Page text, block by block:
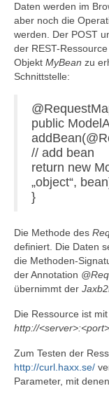
Daten werden im
aber noch die
werden. Der POST
der REST-
Objekt MyBean zu
Schnittstelle:
public
// add bean
return new
„object“,
}
Die Methode des
definiert. Die Daten
die Methoden-
der Annotation
übernimmt der
Die Ressource ist
http://
Zum Testen der
http://curl.haxx.se/
Parameter, mit